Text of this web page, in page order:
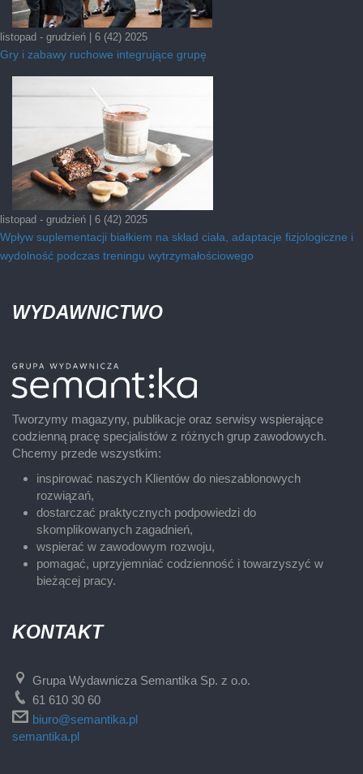
listopad - grudzień | 6 (42) 2025
Gry i zabawy ruchowe integrujące grupę
listopad - grudzień | 6 (42) 2025
Wpływ suplementacji białkiem na skład ciała, adaptacje fizjologiczne i
wydolność podczas treningu wytrzymałościowego
WYDAWNICTWO
Tworzymy magazyny, publikacje oraz serwisy wspierające
codzienną pracę specjalistów z różnych grup zawodowych.
Chcemy przede wszystkim:
inspirować naszych Klientów do nieszablonowych
rozwiązań,
dostarczać praktycznych podpowiedzi do
skomplikowanych zagadnień,
wspierać w zawodowym rozwoju,
pomagać, uprzyjemniać codzienność i towarzyszyć w
bieżącej pracy.
KONTAKT
Grupa Wydawnicza Semantika Sp. z o.o.
61 610 30 60
biuro@semantika.pl
semantika.pl